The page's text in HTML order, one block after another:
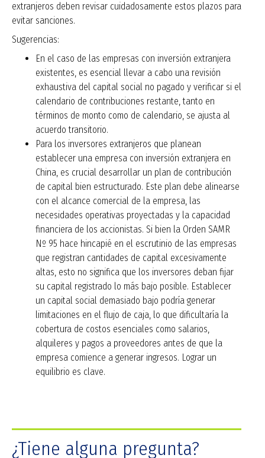
extranjeros deben revisar cuidadosamente estos plazos para
evitar sanciones.
Sugerencias:
En el caso de las empresas con inversión extranjera
existentes, es esencial llevar a cabo una revisión
exhaustiva del capital social no pagado y verificar si el
calendario de contribuciones restante, tanto en
términos de monto como de calendario, se ajusta al
acuerdo transitorio.
Para los inversores extranjeros que planean
establecer una empresa con inversión extranjera en
China, es crucial desarrollar un plan de contribución
de capital bien estructurado. Este plan debe alinearse
con el alcance comercial de la empresa, las
necesidades operativas proyectadas y la capacidad
financiera de los accionistas. Si bien la Orden SAMR
Nº 95 hace hincapié en el escrutinio de las empresas
que registran cantidades de capital excesivamente
altas, esto no significa que los inversores deban fijar
su capital registrado lo más bajo posible. Establecer
un capital social demasiado bajo podría generar
limitaciones en el flujo de caja, lo que dificultaría la
cobertura de costos esenciales como salarios,
alquileres y pagos a proveedores antes de que la
empresa comience a generar ingresos. Lograr un
equilibrio es clave.
¿Tiene alguna pregunta?